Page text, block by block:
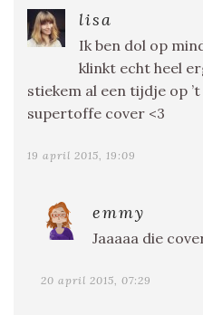
lisa
Ik ben dol op
klinkt echt heel
stiekem al een tijdje op
supertoffe cover <3
19 april 2015, 19:09
emmy
Jaaaaa die
20 april 2015, 07:29